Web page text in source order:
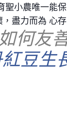
聖小農唯一能
盡力而為 心
何友
豆生